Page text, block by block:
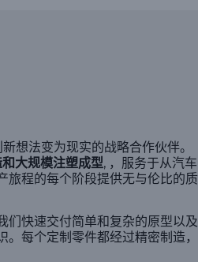
法变为现实的战略合作伙伴。
大规模注塑成型, ，服务于从汽车
旅程的每个阶段提供无与伦比的质
们快速交付简单和复杂的原型以及
每个定制零件都经过精密制造，